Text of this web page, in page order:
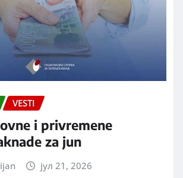
VESTI
i privremene
za jun
јул 21, 2026